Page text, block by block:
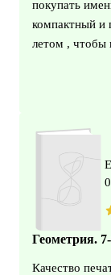
покупать
компактный и
летом , чтобы
Геометрия.
Качество